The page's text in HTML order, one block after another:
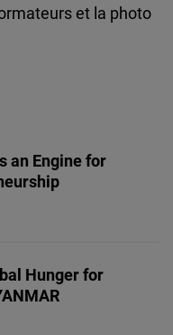
et la photo
an Engine for
Hunger for